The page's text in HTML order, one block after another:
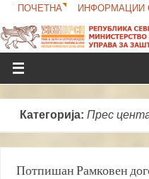
ПОЧЕТНА ИНФОРМАЦИИ
Категорија: Прес
Потпишан Рамковен